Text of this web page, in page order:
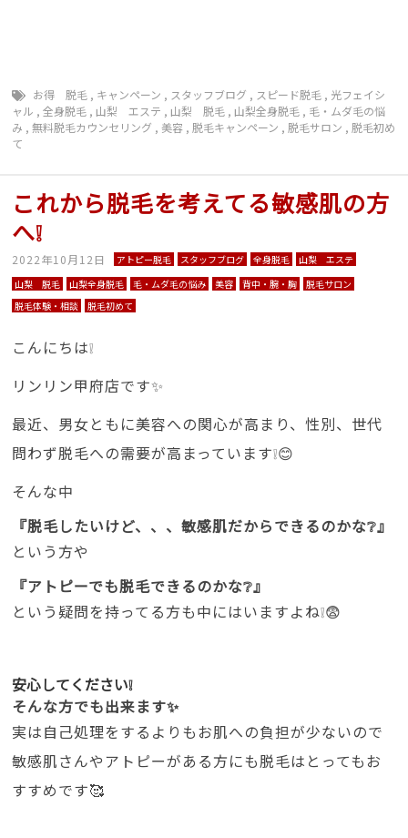
お得 脱毛 , キャンペーン , スタッフブログ , スピード脱毛 , 光フェイシ
ャル ,全身脱毛 , 山梨 エステ , 山梨 脱毛 , 山梨全身脱毛 , 毛・ムダ毛の悩
み ,無料脱毛カウンセリング ,美容 ,脱毛キャンペーン ,脱毛サロン ,脱毛初め
て
これから脱毛を考えてる敏感肌の方
へ❕
2022年10月12日 アトピー脱毛 スタッフブログ 全身脱毛
山梨 エステ
山梨 脱毛
山梨全身脱毛 毛・ムダ毛の悩み 美容 背中・腕・胸
脱毛サロン
脱毛体験・相談
脱毛初めて
こんにちは❕
リンリン甲府店です✨
最近、男女ともに美容への関心が高まり、性別、世代
問わず脱毛への需要が高まっています❕😊
そんな中
『脱毛したいけど、、、敏感肌だからできるのかな❔』
という方や
『アトピーでも脱毛できるのかな❔』
という疑問を持ってる方も中にはいますよね❕😨
安心してください❕
そんな方でも出来ます✨
実は自己処理をするよりもお肌への負担が少ないので
敏感肌さんやアトピーがある方にも脱毛はとってもお
すすめです🥰